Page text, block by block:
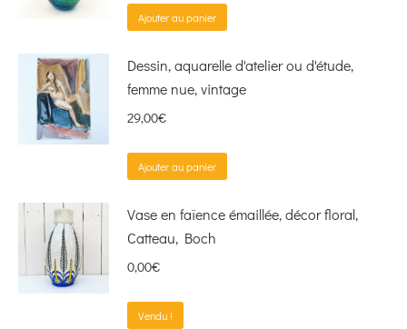
Ajouter au panier
Dessin, aquarelle d'atelier ou d'étude,
femme nue, vintage
29,00€
Ajouter au panier
Vase en faïence émaillée, décor floral,
Catteau, Boch
0,00€
Vendu !